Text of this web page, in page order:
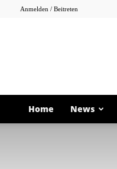
Anmelden / Beitreten
Home News